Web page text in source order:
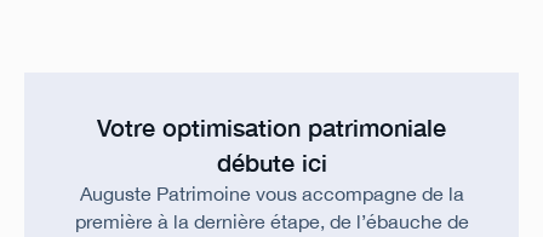
Votre optimisation patrimoniale
débute ici
Auguste Patrimoine vous accompagne de la
première à la dernière étape, de l’ébauche de